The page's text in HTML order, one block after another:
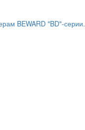
BEWARD "BD"-серии.